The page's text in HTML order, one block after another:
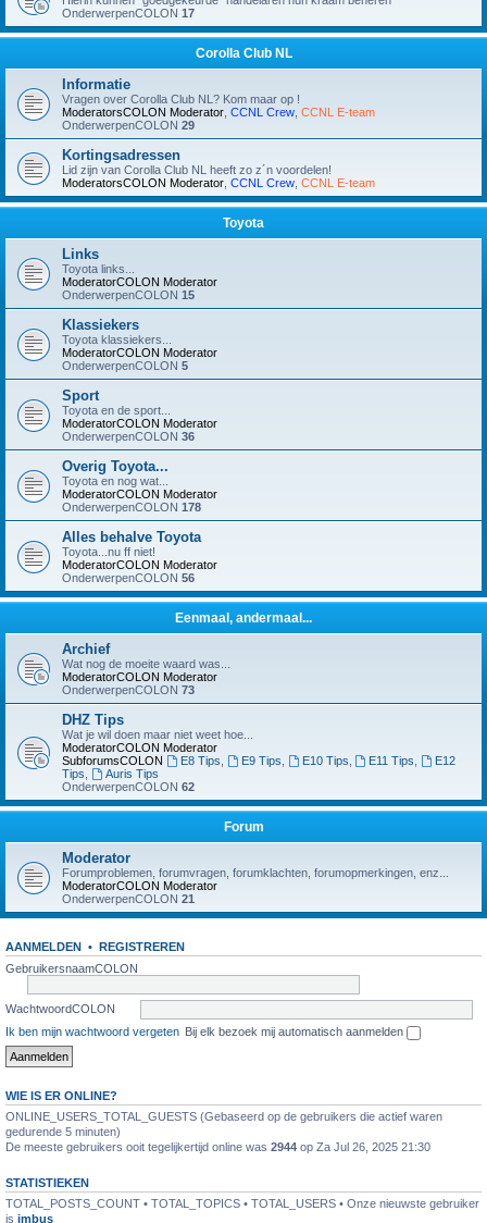
OnderwerpenCOLON 17
Corolla Club NL
Informatie
Vragen over Corolla Club NL? Kom maar op !
ModeratorsCOLON Moderator CCNL Crew CCNL E-team
OnderwerpenCOLON 29
Kortingsadressen
Lid zijn van Corolla Club NL heeft zo z´n voordelen!
ModeratorsCOLON Moderator CCNL Crew CCNL E-team
Toyota
Links
Toyota links...
ModeratorCOLON Moderator
OnderwerpenCOLON 15
Klassiekers
Toyota klassiekers...
ModeratorCOLON Moderator
OnderwerpenCOLON 5
Sport
Toyota en de sport...
ModeratorCOLON Moderator
OnderwerpenCOLON 36
Overig Toyota...
Toyota en nog wat...
ModeratorCOLON Moderator
OnderwerpenCOLON 178
Alles behalve Toyota
Toyota...nu ff niet!
ModeratorCOLON Moderator
OnderwerpenCOLON 56
Eenmaal, andermaal...
Archief
Wat nog de moeite waard was...
ModeratorCOLON Moderator
OnderwerpenCOLON 73
DHZ Tips
Wat je wil doen maar niet weet hoe...
ModeratorCOLON Moderator
SubforumsCOLON
E8 Tips E9 Tips E10 Tips E11 Tips
E12
Tips
Auris Tips
OnderwerpenCOLON 62
Forum
Moderator
Forumproblemen, forumvragen, forumklachten, forumopmerkingen, enz...
ModeratorCOLON Moderator
OnderwerpenCOLON 21
AANMELDEN • REGISTREREN
GebruikersnaamCOLON
WachtwoordCOLON
Ik ben mijn wachtwoord vergeten Bij elk bezoek mij automatisch aanmelden
WIE IS ER ONLINE?
ONLINE_USERS_TOTAL_GUESTS (Gebaseerd op de gebruikers die actief waren
gedurende 5 minuten)
De meeste gebruikers ooit tegelijkertijd online was 2944 op Za Jul 26, 2025 21:30
STATISTIEKEN
TOTAL_POSTS_COUNT • TOTAL_TOPICS • TOTAL_USERS • Onze nieuwste gebruiker
is jmbus